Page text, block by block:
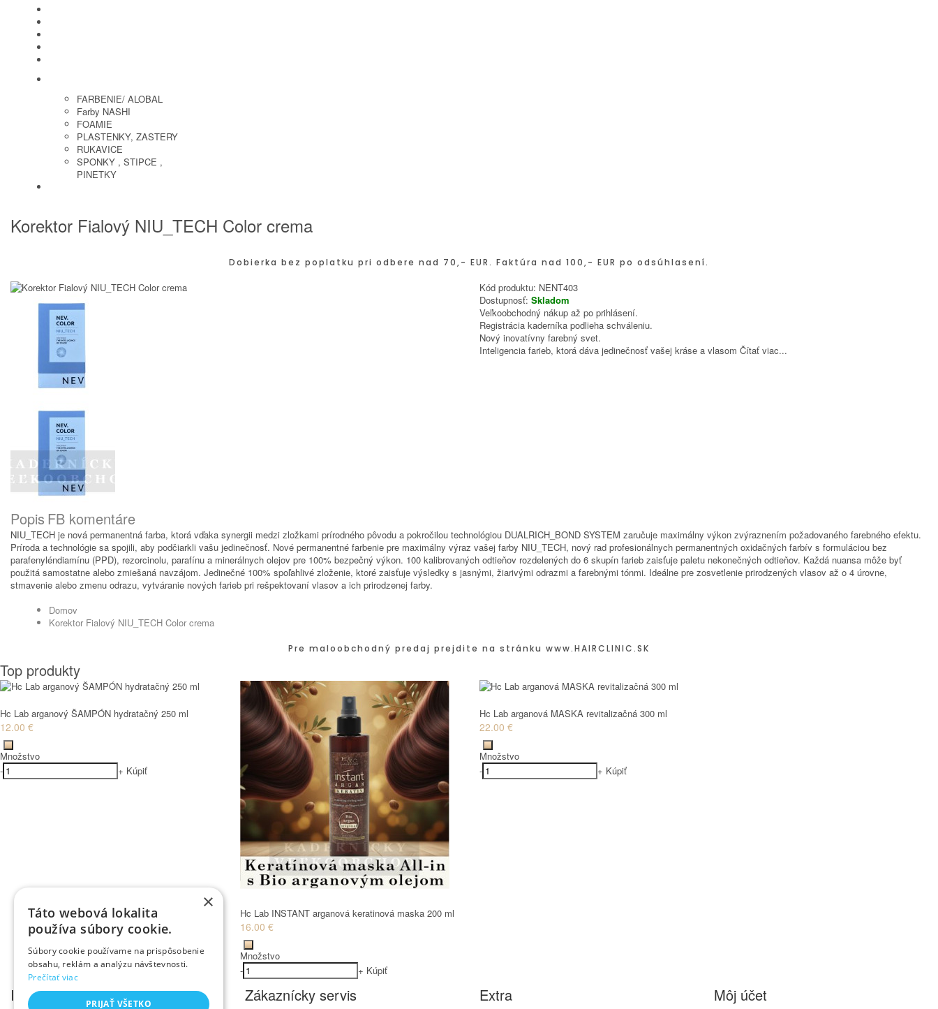
FARBENIE/ ALOBAL
Farby NASHI
FOAMIE
PLASTENKY, ZASTERY
RUKAVICE
SPONKY , STIPCE ,
PINETKY
Korektor Fialový NIU_TECH Color crema
Dobierka bez poplatku pri odbere nad 70,- EUR. Faktúra nad 100,- EUR po odsúhlasení.
Kód produktu: NENT403
Dostupnosť: Skladom
Veľkoobchodný nákup až po prihlásení.
Registrácia kaderníka podlieha schváleniu.
Nový inovatívny farebný svet.
Inteligencia farieb, ktorá dáva jedinečnosť vašej kráse a vlasom Čítať viac...
Popis FB komentáre
NIU_TECH je nová permanentná farba, ktorá vďaka synergii medzi zložkami prírodného pôvodu a pokročilou technológiou DUALRICH_BOND SYSTEM zaručuje maximálny výkon zvýraznením požadovaného farebného efektu.
Príroda a technológie sa spojili, aby podčiarkli vašu jedinečnosť. Nové permanentné farbenie pre maximálny výraz vašej farby NIU_TECH, nový rad profesionálnych permanentných oxidačných farbív s formuláciou bez
parafenyléndiamínu (PPD), rezorcinolu, parafínu a minerálnych olejov pre 100% bezpečný výkon. 100 kalibrovaných odtieňov rozdelených do 6 skupín farieb zaisťuje paletu nekonečných odtieňov. Každá nuansa môže byť
použitá samostatne alebo zmiešaná navzájom. Jedinečné 100% spoľahlivé zloženie, ktoré zaisťuje výsledky s jasnými, žiarivými odrazmi a farebnými tónmi. Ideálne pre zosvetlenie prirodzených vlasov až o 4 úrovne,
stmavenie alebo zmenu odrazu, vytváranie nových farieb pri rešpektovaní vlasov a ich prirodzenej farby.
Domov
Korektor Fialový NIU_TECH Color crema
Pre maloobchodný predaj prejdite na stránku www.HAIRCLINIC.SK
Top produkty
Hc Lab arganový ŠAMPÓN hydratačný 250 ml
12.00 €
Množstvo
-
+ Kúpiť
Hc Lab INSTANT arganová keratinová maska 200 ml
16.00 €
Množstvo
-
+ Kúpiť
Hc Lab arganová MASKA revitalizačná 300 ml
22.00 €
Množstvo
-
+ Kúpiť
Informácie Zákaznícky servis Extra Môj účet
×
Táto webová lokalita
používa súbory cookie.
Súbory cookie používame na prispôsobenie
obsahu, reklám a analýzu návštevnosti.
Prečítať viac
PRIJAŤ VŠETKO